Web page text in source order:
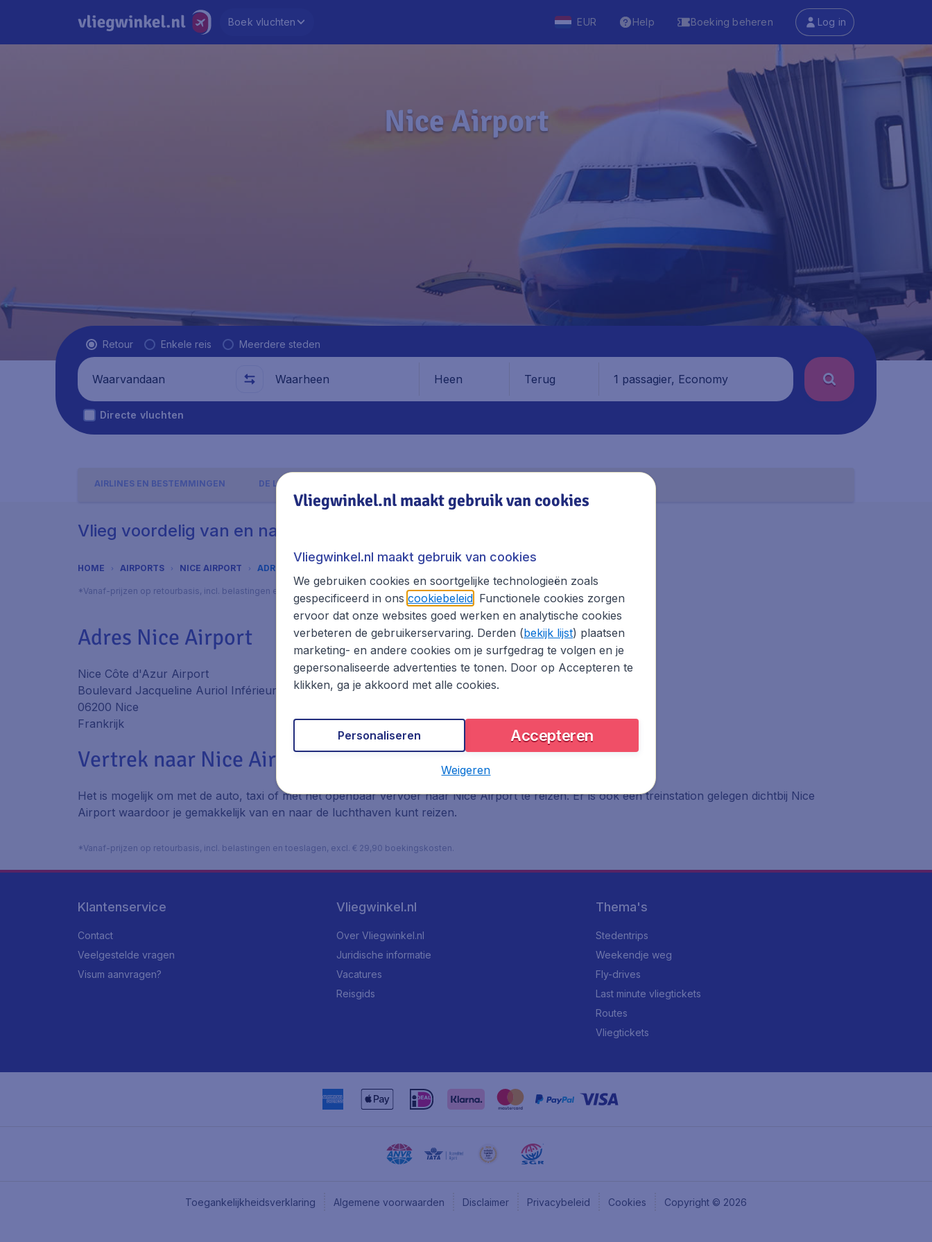
Boek vluchten EUR Help Boeking beheren Log in
Nice Airport
Vluchttype
Retour Enkele reis Meerdere steden
Waarvandaan Waarheen Heen Terug 1 passagier, Economy
Directe vluchten
AIRLINES EN BESTEMMINGEN DE LUCHTHAVEN
Vlieg voordelig van en naar Nice Airport
HOME AIRPORTS NICE AIRPORT ADRES
*Vanaf-prijzen op retourbasis, incl. belastingen en toeslagen, excl. € 29,90 boekingskosten.
Adres Nice Airport
Nice Côte d'Azur Airport
Boulevard Jacqueline Auriol Inférieur
06200 Nice
Frankrijk
Vertrek naar Nice Airport
Het is mogelijk om met de auto, taxi of met het openbaar vervoer naar Nice Airport te reizen. Er is ook een treinstation gelegen dichtbij Nice
Airport waardoor je gemakkelijk van en naar de luchthaven kunt reizen.
*Vanaf-prijzen op retourbasis, incl. belastingen en toeslagen, excl. € 29,90 boekingskosten.
Klantenservice
Contact
Veelgestelde vragen
Visum aanvragen?
Vliegwinkel.nl
Over Vliegwinkel.nl
Juridische informatie
Vacatures
Reisgids
Thema's
Stedentrips
Weekendje weg
Fly-drives
Last minute vliegtickets
Routes
Vliegtickets
Toegankelijkheidsverklaring Algemene voorwaarden Disclaimer Privacybeleid Cookies Copyright © 2026
Vliegwinkel.nl maakt gebruik van cookies
Vliegwinkel.nl maakt gebruik van cookies
We gebruiken cookies en soortgelijke technologieën zoals
gespecificeerd in ons cookiebeleid. Functionele cookies zorgen
ervoor dat onze websites goed werken en analytische cookies
verbeteren de gebruikerservaring. Derden (bekijk lijst) plaatsen
marketing- en andere cookies om je surfgedrag te volgen en je
gepersonaliseerde advertenties te tonen. Door op Accepteren te
klikken, ga je akkoord met alle cookies.
Accepteren
Personaliseren
Weigeren